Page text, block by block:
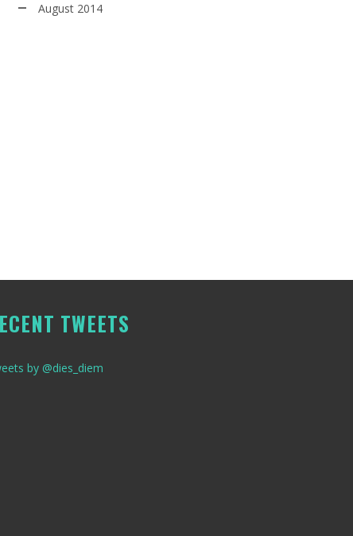
August 2014
TWEETS
by @dies_diem